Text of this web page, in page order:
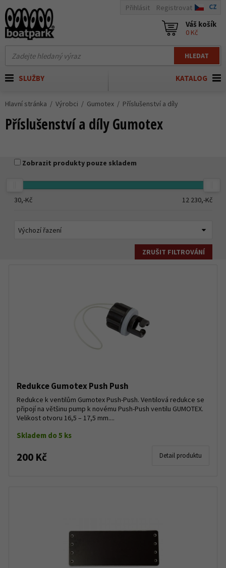
HLEDAT
Přihlásit Registrovat CZ
Váš košík
0 Kč
KATALOG
SLUŽBY
Hlavní stránka Výrobci Gumotex Příslušenství a díly
Příslušenství a díly Gumotex
Zobrazit produkty pouze skladem
30,-Kč 12 230,-Kč
ZRUŠIT FILTROVÁNÍ
Redukce Gumotex Push Push
Redukce k ventilům Gumotex Push-Push. Ventilová redukce se
připojí na většinu pump k novému Push-Push ventilu GUMOTEX.
Velikost otvoru 16,5 – 17,5 mm....
Skladem do 5 ks
200 Kč Detail produktu